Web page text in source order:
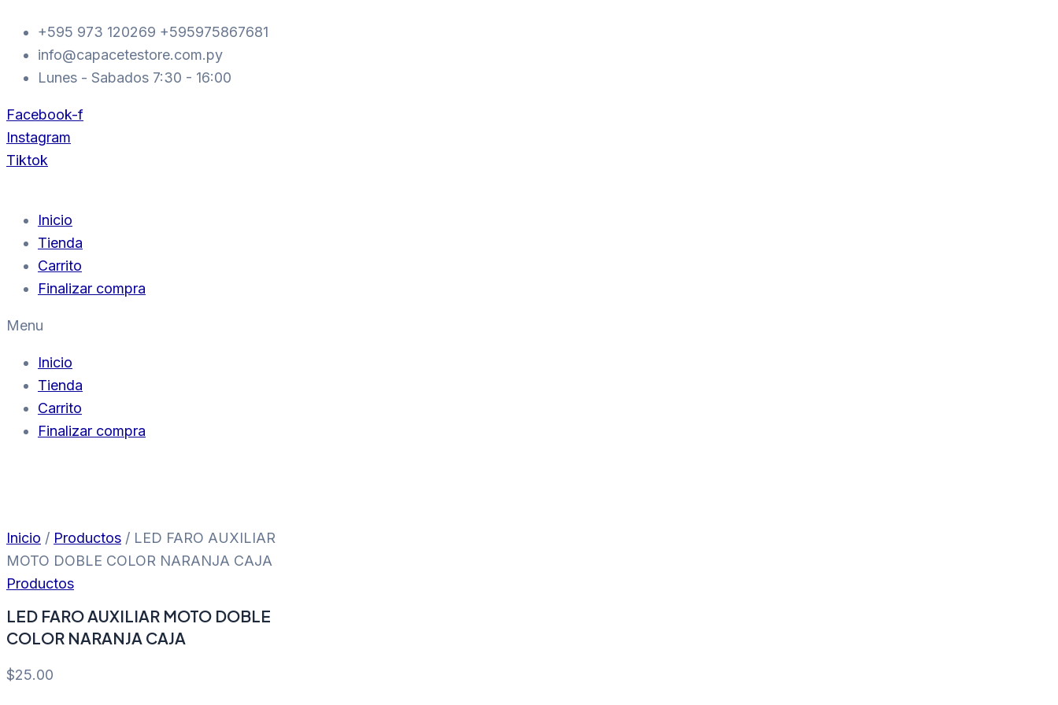
contenido
+595 973 120269 +595975867681
info@capacetestore.com.py
Lunes - Sabados 7:30 - 16:00
Facebook-f
Instagram
Tiktok
Inicio
Tienda
Carrito
Finalizar compra
Menu
Inicio
Tienda
Carrito
Finalizar compra
Inicio / Productos / LED FARO AUXILIAR
MOTO DOBLE COLOR NARANJA CAJA
Productos
LED FARO AUXILIAR MOTO DOBLE
COLOR NARANJA CAJA
$25.00
AUXILIAR
MOTO
DOBLE
COLOR
CAJA
cantidad